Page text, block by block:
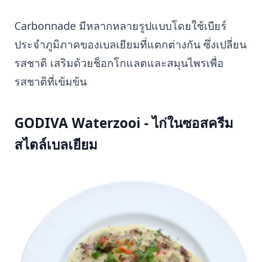
Carbonnade มีหลากหลายรูปแบบโดยใช้เบียร์
ประจำภูมิภาคของเบลเยียมที่แตกต่างกัน ซึ่งเปลี่ยน
รสชาติ เสริมด้วยช็อกโกแลตและสมุนไพรเพื่อ
รสชาติที่เข้มข้น
GODIVA Waterzooi - ไก่ในซอสครีม
สไตล์เบลเยียม